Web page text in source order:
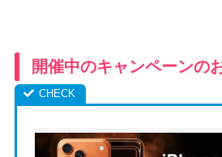
開催中のキャンペーンの